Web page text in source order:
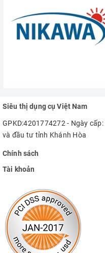
Siêu thị dụng cụ Việt Nam
GPKD:4201774272 - Ngày
và đầu tư tỉnh Khánh Hòa
Chính sách
Tài khoản